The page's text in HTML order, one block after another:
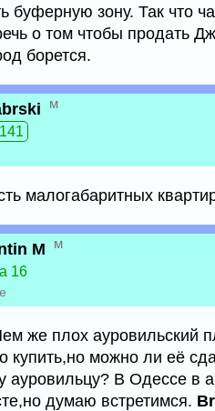
буферную зону. Так что
о том чтобы продать
борется.
м
малогабаритных
M
м
16
же плох ауровильский
купить,но можно ли её
ауровильцу? В Одессе в
думаю встретимся.